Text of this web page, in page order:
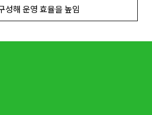
성해 운영 효율을 높임